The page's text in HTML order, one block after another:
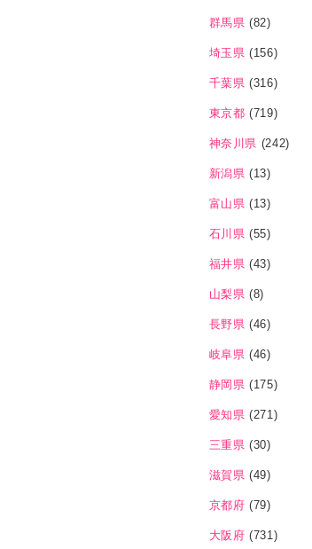
群馬県 (82)
埼玉県 (156)
千葉県 (316)
東京都 (719)
神奈川県 (242)
新潟県 (13)
富山県 (13)
石川県 (55)
福井県 (43)
山梨県 (8)
長野県 (46)
岐阜県 (46)
静岡県 (175)
愛知県 (271)
三重県 (30)
滋賀県 (49)
京都府 (79)
大阪府 (731)